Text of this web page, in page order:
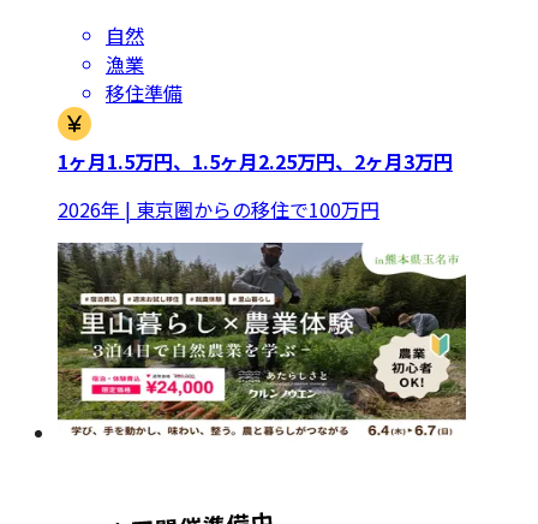
自然
漁業
移住準備
1ヶ月1.5万円、1.5ヶ月2.25万円、2ヶ月3万円
2026年 | 東京圏からの移住で100万円